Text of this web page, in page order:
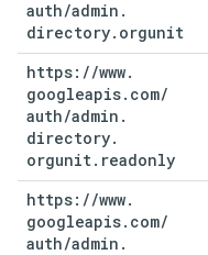
auth/admin .
directory. orgunit
https: //www.
googleapis. com/
auth/admin .
directory.
orgunit. readonly
https: //www.
googleapis. com/
auth/admin .